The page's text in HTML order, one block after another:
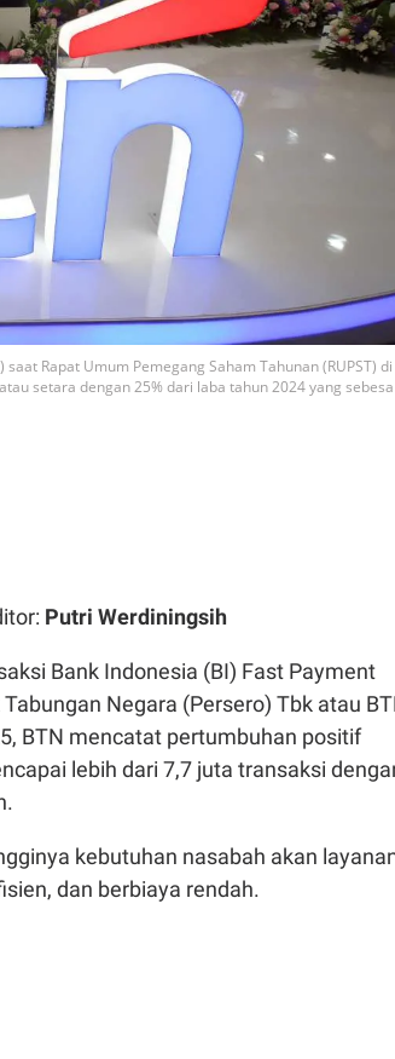
Rapat Umum Pemegang Saham Tahunan (RUPST) di
setara dengan 25% dari laba tahun 2024 yang
Putri Werdiningsih
Bank Indonesia (BI) Fast Payment
Negara (Persero) Tbk atau
BTN mencatat pertumbuhan positif
lebih dari 7,7 juta transaksi
kebutuhan nasabah akan
dan berbiaya rendah.